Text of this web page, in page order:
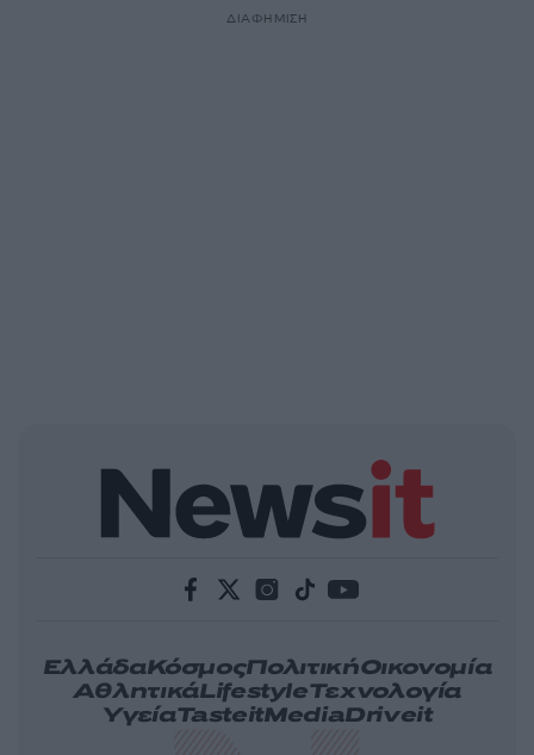
ΔΙΑΦΗΜΙΣΗ
ΕλλάδαΚόσμοςΠολιτικήΟικονομία
ΑθλητικάLifestyleΤεχνολογία
ΥγείαTasteitMediaDriveit